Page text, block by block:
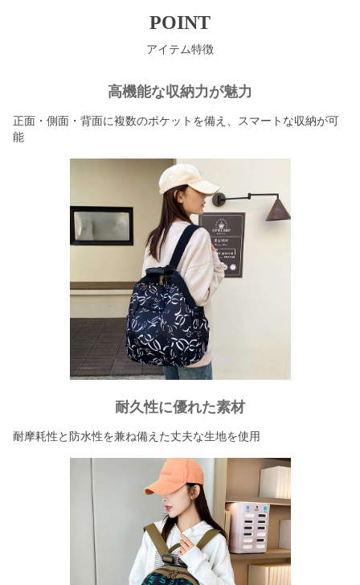
POINT
アイテム特徴
高機能な収納力が魅力
正面・側面・背面に複数のポケットを備え、スマートな収納が可
能
耐久性に優れた素材
耐摩耗性と防水性を兼ね備えた丈夫な生地を使用